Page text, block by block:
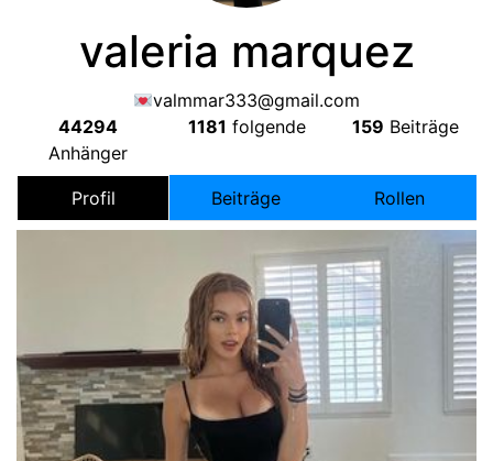
valeria marquez
valmmar333@gmail.com
44294
Anhänger
1181 folgende 159 Beiträge
Profil Beiträge Rollen